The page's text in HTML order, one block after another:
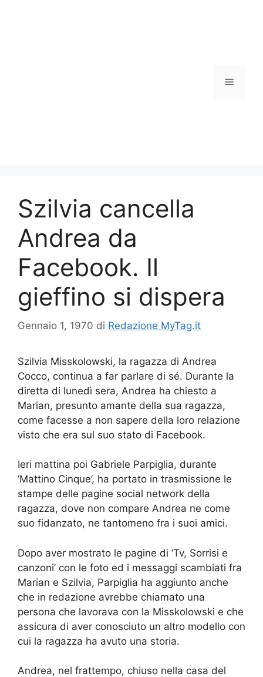
Menu
Szilvia cancella
Andrea da
Facebook. Il
gieffino si dispera
Gennaio 1, 1970 di Redazione MyTag.it
Szilvia Misskolowski, la ragazza di Andrea
Cocco, continua a far parlare di sé. Durante la
diretta di lunedì sera, Andrea ha chiesto a
Marian, presunto amante della sua ragazza,
come facesse a non sapere della loro relazione
visto che era sul suo stato di Facebook.
Ieri mattina poi Gabriele Parpiglia, durante
‘Mattino Cinque’, ha portato in trasmissione le
stampe delle pagine social network della
ragazza, dove non compare Andrea ne come
suo fidanzato, ne tantomeno fra i suoi amici.
Dopo aver mostrato le pagine di ‘Tv, Sorrisi e
canzoni’ con le foto ed i messaggi scambiati fra
Marian e Szilvia, Parpiglia ha aggiunto anche
che in redazione avrebbe chiamato una
persona che lavorava con la Misskolowski e che
assicura di aver conosciuto un altro modello con
cui la ragazza ha avuto una storia.
Andrea, nel frattempo, chiuso nella casa del